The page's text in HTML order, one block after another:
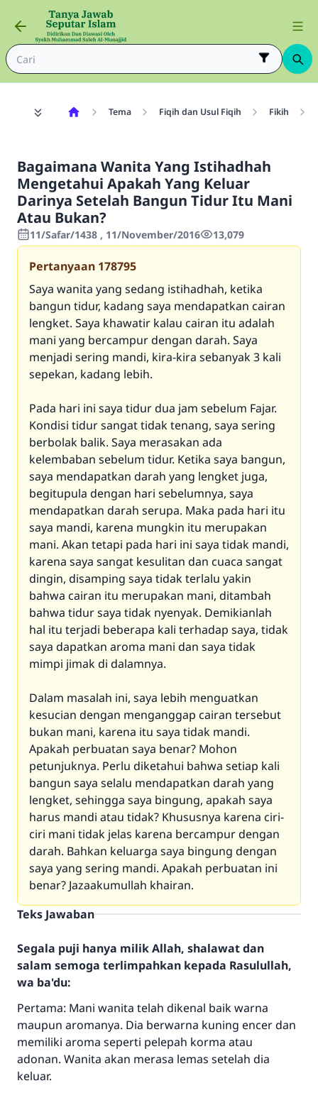
Tema Fiqih dan Usul Fiqih Fikih
Bagaimana Wanita Yang Istihadhah
Mengetahui Apakah Yang Keluar
Darinya Setelah Bangun Tidur Itu Mani
Atau Bukan?
11/Safar/1438 , 11/November/2016 13,079
Pertanyaan 178795
Saya wanita yang sedang istihadhah, ketika
bangun tidur, kadang saya mendapatkan cairan
lengket. Saya khawatir kalau cairan itu adalah
mani yang bercampur dengan darah. Saya
menjadi sering mandi, kira-kira sebanyak 3 kali
sepekan, kadang lebih.
Pada hari ini saya tidur dua jam sebelum Fajar.
Kondisi tidur sangat tidak tenang, saya sering
berbolak balik. Saya merasakan ada
kelembaban sebelum tidur. Ketika saya bangun,
saya mendapatkan darah yang lengket juga,
begitupula dengan hari sebelumnya, saya
mendapatkan darah serupa. Maka pada hari itu
saya mandi, karena mungkin itu merupakan
mani. Akan tetapi pada hari ini saya tidak mandi,
karena saya sangat kesulitan dan cuaca sangat
dingin, disamping saya tidak terlalu yakin
bahwa cairan itu merupakan mani, ditambah
bahwa tidur saya tidak nyenyak. Demikianlah
hal itu terjadi beberapa kali terhadap saya, tidak
saya dapatkan aroma mani dan saya tidak
mimpi jimak di dalamnya.
Dalam masalah ini, saya lebih menguatkan
kesucian dengan menganggap cairan tersebut
bukan mani, karena itu saya tidak mandi.
Apakah perbuatan saya benar? Mohon
petunjuknya. Perlu diketahui bahwa setiap kali
bangun saya selalu mendapatkan darah yang
lengket, sehingga saya bingung, apakah saya
harus mandi atau tidak? Khususnya karena ciri-
ciri mani tidak jelas karena bercampur dengan
darah. Bahkan keluarga saya bingung dengan
saya yang sering mandi. Apakah perbuatan ini
benar? Jazaakumullah khairan.
Teks Jawaban
Segala puji hanya milik Allah, shalawat dan
salam semoga terlimpahkan kepada Rasulullah,
wa ba'du:
Pertama: Mani wanita telah dikenal baik warna
maupun aromanya. Dia berwarna kuning encer dan
memiliki aroma seperti pelepah korma atau
adonan. Wanita akan merasa lemas setelah dia
keluar.